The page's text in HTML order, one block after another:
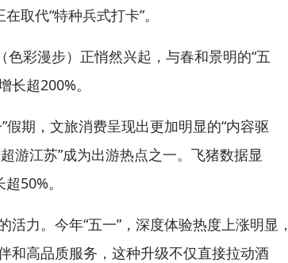
取代“特种兵式打卡”。
彩漫步）正悄然兴起，与春和景明的“五
超200%。
期，文旅消费呈现出更加明显的“内容驱
游江苏”成为出游热点之一。飞猪数据显
50%。
力。今年“五一”，深度体验热度上涨明显，
和高品质服务，这种升级不仅直接拉动酒